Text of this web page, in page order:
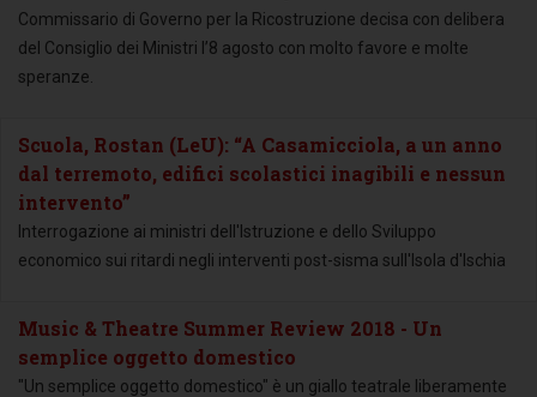
Commissario di Governo per la Ricostruzione decisa con delibera
del Consiglio dei Ministri l’8 agosto con molto favore e molte
speranze.
Scuola, Rostan (LeU): “A Casamicciola, a un anno
dal terremoto, edifici scolastici inagibili e nessun
intervento”
Interrogazione ai ministri dell'Istruzione e dello Sviluppo
economico sui ritardi negli interventi post-sisma sull'Isola d'Ischia
Music & Theatre Summer Review 2018 - Un
semplice oggetto domestico
"Un semplice oggetto domestico" è un giallo teatrale liberamente